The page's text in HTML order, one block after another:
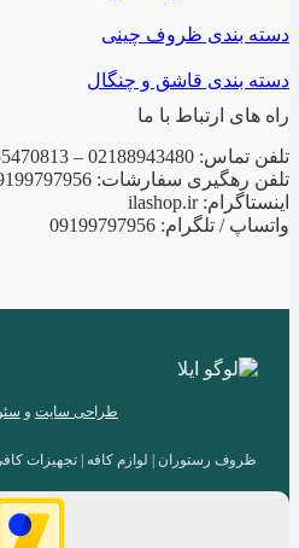
دسته بندی ظروف چینی
دسته بندی قاشق و چنگال
راه های ارتباط با ما
تلفن تماس: 02188943480 – 02155470813 – 02155470280
تلفن رهگیری سفارشات: 09199797956
اینستاگرام: ilashop.ir
واتساپ / تلگرام: 09199797956
طراحی سایت و
ظروف رستوران | لوازم کافه | تجهیزات